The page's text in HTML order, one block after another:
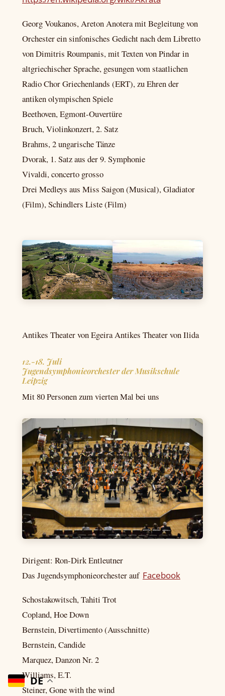
Georg Voukanos, Areton Anotera mit Begleitung von
Orchester ein sinfonisches Gedicht nach dem Libretto
von Dimitris Roumpanis, mit Texten von Pindar in
altgriechischer Sprache, gesungen vom staatlichen
Radio Chor Griechenlands (ERT), zu Ehren der
antiken olympischen Spiele
Beethoven, Egmont-Ouvertüre
Bruch, Violinkonzert, 2. Satz
Brahms, 2 ungarische Tänze
Dvorak, 1. Satz aus der 9. Symphonie
Vivaldi, concerto grosso
Drei Medleys aus Miss Saigon (Musical), Gladiator
(Film), Schindlers Liste (Film)
Antikes Theater von Egeira Antikes Theater von Ilida
12.-18. Juli
Jugendsymphonieorchester der Musikschule
Leipzig
Mit 80 Personen zum vierten Mal bei uns
Dirigent: Ron-Dirk Entleutner
Das Jugendsymphonieorchester auf Facebook
Schostakowitsch, Tahiti Trot
Copland, Hoe Down
Bernstein, Divertimento (Ausschnitte)
Bernstein, Candide
Marquez, Danzon Nr. 2
Williams, E.T.
Steiner, Gone with the wind
DE